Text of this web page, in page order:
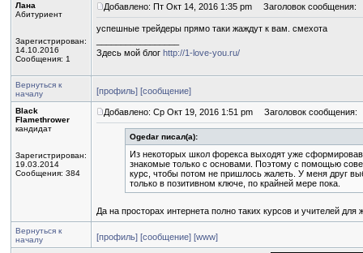
Лана
Абитуриент
Зарегистрирован:
14.10.2016
Сообщения: 1
Добавлено: Пт Окт 14, 2016 1:35 pm Заголовок сообщения:
успешные трейдеры прямо таки жаждут к вам. смехота
Здесь мой блог http://1-love-you.ru/
Вернуться к
началу
[профиль] [сообщение]
Black
Flamethrower
кандидат
Зарегистрирован:
19.03.2014
Сообщения: 384
Добавлено: Ср Окт 19, 2016 1:51 pm Заголовок сообщения:
Ogedar писал(а):
Из некоторых школ форекса выходят уже
знакомые только с основами. Поэтому с помощью
курс, чтобы потом не пришлось жалеть. У меня друг
только в позитивном ключе, по крайней мере пока.
Да на просторах интернета полно таких курсов и учителей
Вернуться к
началу
[профиль] [сообщение] [www]